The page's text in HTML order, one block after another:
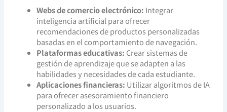
Webs de comercio electrónico: Integrar
inteligencia artificial para ofrecer
recomendaciones de productos personalizadas
basadas en el comportamiento de navegación.
Plataformas educativas: Crear sistemas de
gestión de aprendizaje que se adapten a las
habilidades y necesidades de cada estudiante.
Aplicaciones financieras: Utilizar algoritmos de IA
para ofrecer asesoramiento financiero
personalizado a los usuarios.